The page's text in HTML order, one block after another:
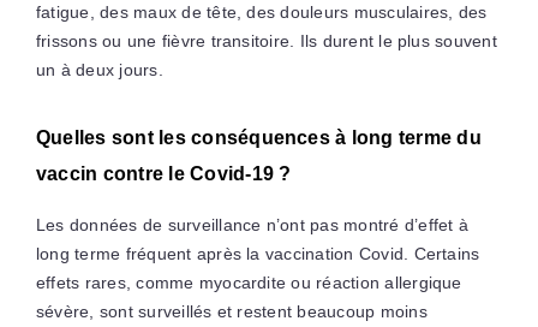
fatigue, des maux de tête, des douleurs musculaires, des
frissons ou une fièvre transitoire. Ils durent le plus souvent
un à deux jours.
Quelles sont les conséquences à long terme du
vaccin contre le Covid-19 ?
Les données de surveillance n’ont pas montré d’effet à
long terme fréquent après la vaccination Covid. Certains
effets rares, comme myocardite ou réaction allergique
sévère, sont surveillés et restent beaucoup moins